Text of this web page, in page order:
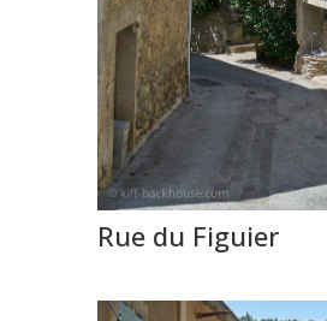
Rue du Figuier